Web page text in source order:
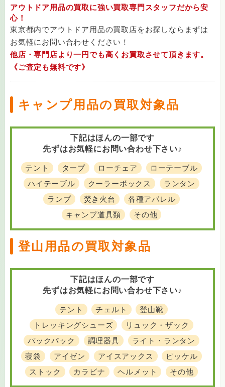
アウトドア用品の買取に強い買取専門スタッフだから安
心！
東京都内でアウトドア用品の買取店をお探しならまずは
お気軽にお問い合わせください！
他店・専門店より一円でも高くお買取させて頂きます。
《ご査定も無料です》
キャンプ用品の買取対象品
下記はほんの一部です
先ずはお気軽にお問い合わせ下さい♪
テント タープ ローチェア
ローテーブル
ハイテーブル
クーラーボックス
ランタン
ランプ
焚き火台
各種アパレル
キャンプ道具類
その他
登山用品の買取対象品
下記はほんの一部です
先ずはお気軽にお問い合わせ下さい♪
テント チェルト
登山靴
トレッキングシューズ
リュック・ザック
バックパック
調理器具
ライト・ランタン
寝袋
アイゼン アイスアックス
ピッケル
ストック
カラビナ ヘルメット その他